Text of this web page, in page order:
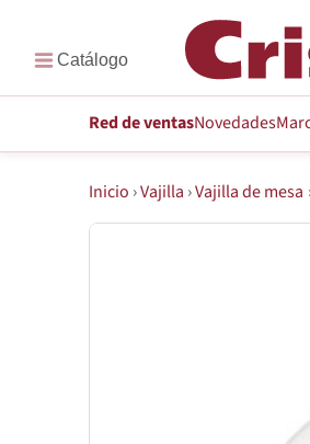
Red de ventasNovedades
Inicio ›Vajilla ›Vajilla de mesa